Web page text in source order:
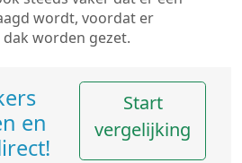
wordt, voordat er
worden gezet.
en
Start
vergelijking